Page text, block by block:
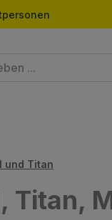
und Titan
Titan,